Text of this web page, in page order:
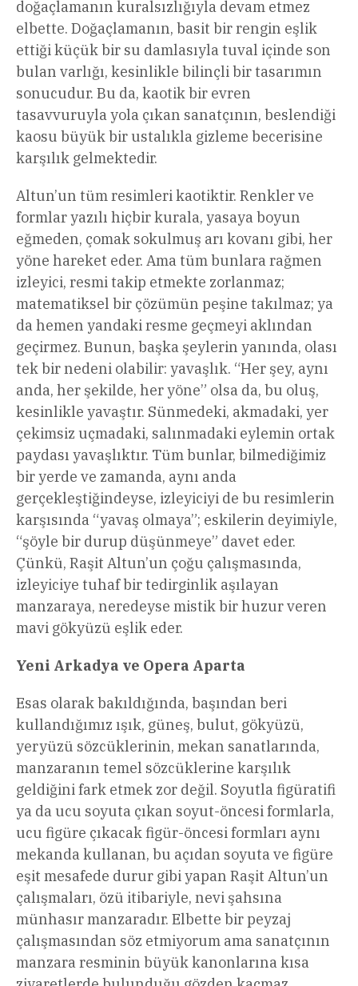
doğaçlamanın kuralsızlığıyla devam etmez
elbette. Doğaçlamanın, basit bir rengin eşlik
ettiği küçük bir su damlasıyla tuval içinde son
bulan varlığı, kesinlikle bilinçli bir tasarımın
sonucudur. Bu da, kaotik bir evren
tasavvuruyla yola çıkan sanatçının, beslendiği
kaosu büyük bir ustalıkla gizleme becerisine
karşılık gelmektedir.
Altun’un tüm resimleri kaotiktir. Renkler ve
formlar yazılı hiçbir kurala, yasaya boyun
eğmeden, çomak sokulmuş arı kovanı gibi, her
yöne hareket eder. Ama tüm bunlara rağmen
izleyici, resmi takip etmekte zorlanmaz;
matematiksel bir çözümün peşine takılmaz; ya
da hemen yandaki resme geçmeyi aklından
geçirmez. Bunun, başka şeylerin yanında, olası
tek bir nedeni olabilir: yavaşlık. “Her şey, aynı
anda, her şekilde, her yöne” olsa da, bu oluş,
kesinlikle yavaştır. Sünmedeki, akmadaki, yer
çekimsiz uçmadaki, salınmadaki eylemin ortak
paydası yavaşlıktır. Tüm bunlar, bilmediğimiz
bir yerde ve zamanda, aynı anda
gerçekleştiğindeyse, izleyiciyi de bu resimlerin
karşısında “yavaş olmaya”; eskilerin deyimiyle,
“şöyle bir durup düşünmeye” davet eder.
Çünkü, Raşit Altun’un çoğu çalışmasında,
izleyiciye tuhaf bir tedirginlik aşılayan
manzaraya, neredeyse mistik bir huzur veren
mavi gökyüzü eşlik eder.
Yeni Arkadya ve Opera Aparta
Esas olarak bakıldığında, başından beri
kullandığımız ışık, güneş, bulut, gökyüzü,
yeryüzü sözcüklerinin, mekan sanatlarında,
manzaranın temel sözcüklerine karşılık
geldiğini fark etmek zor değil. Soyutla figüratifi
ya da ucu soyuta çıkan soyut-öncesi formlarla,
ucu figüre çıkacak figür-öncesi formları aynı
mekanda kullanan, bu açıdan soyuta ve figüre
eşit mesafede durur gibi yapan Raşit Altun’un
çalışmaları, özü itibariyle, nevi şahsına
münhasır manzaradır. Elbette bir peyzaj
çalışmasından söz etmiyorum ama sanatçının
manzara resminin büyük kanonlarına kısa